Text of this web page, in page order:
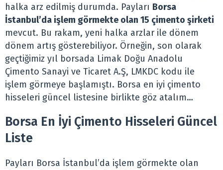
halka arz edilmiş durumda. Payları Borsa
İstanbul’da işlem görmekte olan 15 çimento şirketi
mevcut. Bu rakam, yeni halka arzlar ile dönem
dönem artış gösterebiliyor. Örneğin, son olarak
geçtiğimiz yıl borsada Limak Doğu Anadolu
Çimento Sanayi ve Ticaret A.Ş, LMKDC kodu ile
işlem görmeye başlamıştı. Borsa en iyi çimento
hisseleri güncel listesine birlikte göz atalım…
Borsa En İyi Çimento Hisseleri Güncel
Liste
Payları Borsa İstanbul’da işlem görmekte olan